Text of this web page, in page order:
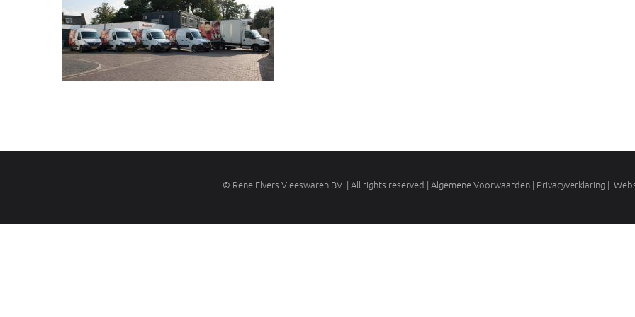
© Rene Elvers Vleeswaren BV | All rights reserved | Algemene Voorwaarden | Privacyverklaring|